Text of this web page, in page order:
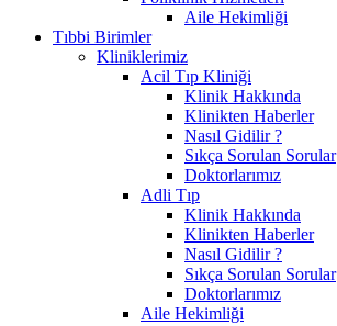
Aile Hekimliği
Tıbbi Birimler
Kliniklerimiz
Acil Tıp Kliniği
Klinik Hakkında
Klinikten Haberler
Nasıl Gidilir ?
Sıkça Sorulan Sorular
Doktorlarımız
Adli Tıp
Klinik Hakkında
Klinikten Haberler
Nasıl Gidilir ?
Sıkça Sorulan Sorular
Doktorlarımız
Aile Hekimliği